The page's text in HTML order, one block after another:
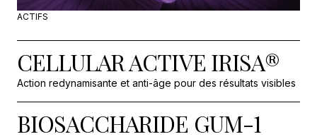
ACTIFS
CELLULAR ACTIVE IRISA®
Action redynamisante et anti-âge pour des résultats visibles
BIOSACCHARIDE GUM-1